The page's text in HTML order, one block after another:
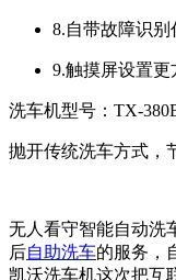
8.自带故障识别
9.触摸屏设置更
洗车机型号：TX-
抛开传统洗车方式，
无人看守智能自动洗
后自助洗车的服务，
凯沃洗车机这次把互